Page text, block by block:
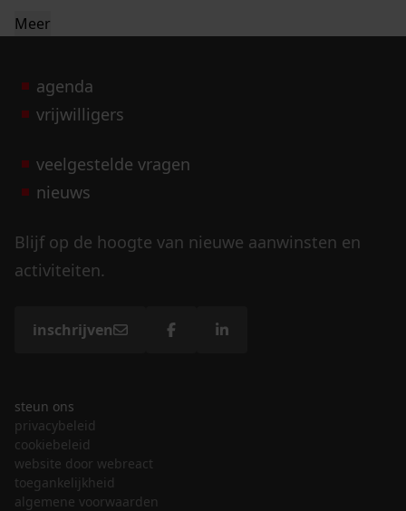
Meer
agenda
vrijwilligers
veelgestelde vragen
nieuws
Blijf op de hoogte van nieuwe aanwinsten en
activiteiten.
inschrijven
steun ons
privacybeleid
cookiebeleid
website door webreact
toegankelijkheid
algemene voorwaarden